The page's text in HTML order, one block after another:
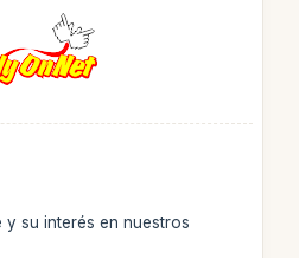
y su interés en nuestros